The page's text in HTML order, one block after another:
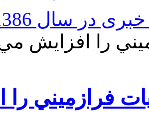
در سال 1386
را افزايش
فرازميني را